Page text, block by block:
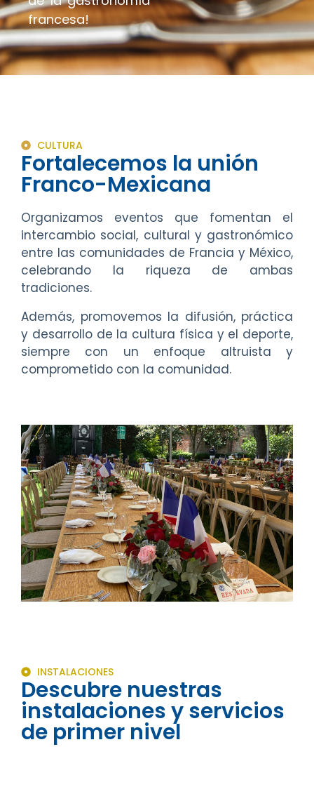
francesa!
CULTURA
Fortalecemos la unión
Franco-Mexicana
Organizamos eventos que fomentan el
intercambio social, cultural y gastronómico
entre las comunidades de Francia y México,
celebrando la riqueza de ambas
tradiciones.
Además, promovemos la difusión, práctica
y desarrollo de la cultura física y el deporte,
siempre con un enfoque altruista y
comprometido con la comunidad.
INSTALACIONES
Descubre nuestras
instalaciones y servicios
de primer nivel